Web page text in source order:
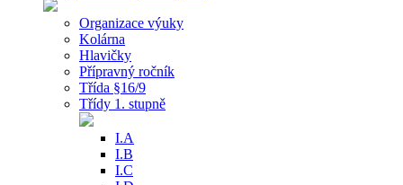
Organizace výuky
Kolárna
Hlavičky
Přípravný ročník
Třída §16/9
Třídy 1. stupně
I.A
I.B
I.C